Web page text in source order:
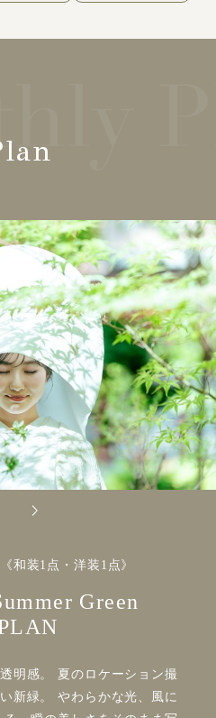
和装1点・洋装1点》
Green
明感。 夏のロケーション撮
新緑。 やわらかな光、風に